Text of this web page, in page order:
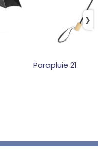
Parapluie 21
❯